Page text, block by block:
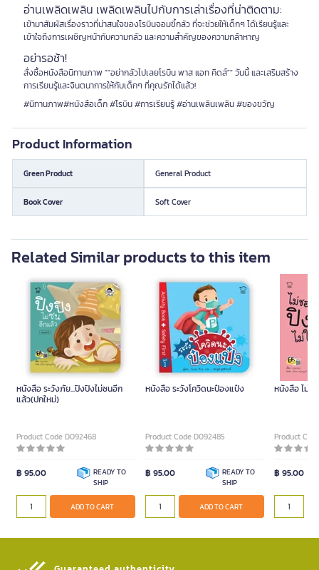
อ่านเพลิดเพลิน เพลิดเพลินไปกับการเล่าเรื่องที่น่าติดตาม:
เข้ามาสัมผัสเรื่องราวที่น่าสนใจของโรบินจอมขี้กลัว ที่จะช่วยให้เด็กๆ ได้เรียนรู้และ
เข้าใจถึงการเผชิญหน้ากับความกลัว และความสำคัญของความกล้าหาญ
อย่ารอช้า!
สั่งซื้อหนังสือนิทานภาพ ""อย่ากลัวไปเลยโรบิน พาส แอท คิดส์"" วันนี้ และเสริมสร้าง
การเรียนรู้และจินตนาการให้กับเด็กๆ ที่คุณรักได้แล้ว!
#นิทานภาพ#หนังสือเด็ก #โรบิน #การเรียนรู้ #อ่านเพลินเพลิน #ของขวัญ
Product Information
Green Product General Product
Book Cover Soft Cover
Related Similar products to this item
หนังสือ ระวังภัย...ปิงปิงไม่ซนอีก
แล้ว(ปกใหม่)
Product Code D092468
฿ 95.00
READY TO
SHIP
ADD TO CART
หนังสือ ระวังโควิดนะป๋องแป๋ง
Product Code D092485
฿ 95.00
READY TO
SHIP
ADD TO CART
หนังสือ ไม่ช
Product
฿ 95.00